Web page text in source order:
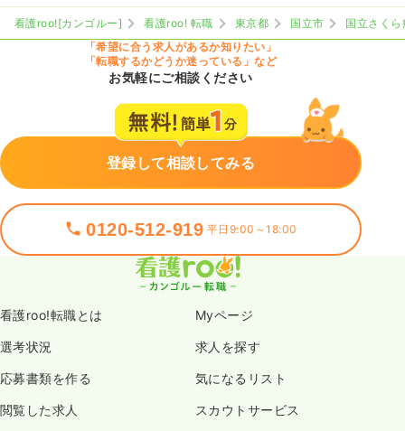
看護roo![カンゴルー] 看護roo! 転職 東京都 国立市
国立さくら
「希望に合う求人があるか知りたい」
「転職するかどうか迷っている」など
お気軽にご相談ください
登録して相談してみる
0120-512-919 平日9:00～18:00
看護roo!転職とは Myページ
選考状況 求人を探す
応募書類を作る 気になるリスト
閲覧した求人 スカウトサービス